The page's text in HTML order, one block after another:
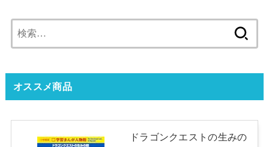
索:
オススメ商品
ドラゴンクエストの生みの